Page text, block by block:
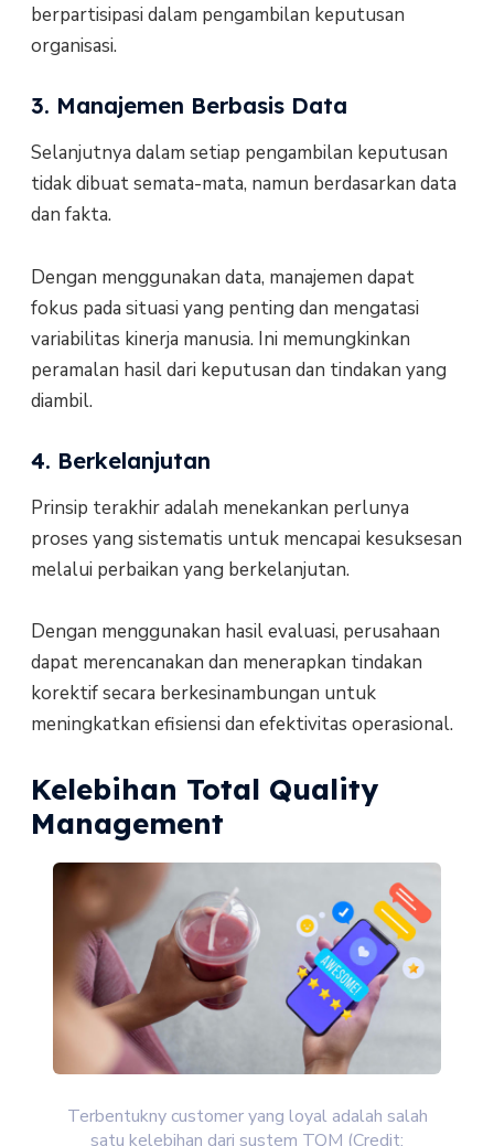
berpartisipasi dalam pengambilan keputusan
organisasi.
3. Manajemen Berbasis Data
Selanjutnya dalam setiap pengambilan keputusan
tidak dibuat semata-mata, namun berdasarkan data
dan fakta.
Dengan menggunakan data, manajemen dapat
fokus pada situasi yang penting dan mengatasi
variabilitas kinerja manusia. Ini memungkinkan
peramalan hasil dari keputusan dan tindakan yang
diambil.
4. Berkelanjutan
Prinsip terakhir adalah menekankan perlunya
proses yang sistematis untuk mencapai kesuksesan
melalui perbaikan yang berkelanjutan.
Dengan menggunakan hasil evaluasi, perusahaan
dapat merencanakan dan menerapkan tindakan
korektif secara berkesinambungan untuk
meningkatkan efisiensi dan efektivitas operasional.
Kelebihan Total Quality
Management
Terbentukny customer yang loyal adalah salah
satu kelebihan dari sustem TQM (Credit;